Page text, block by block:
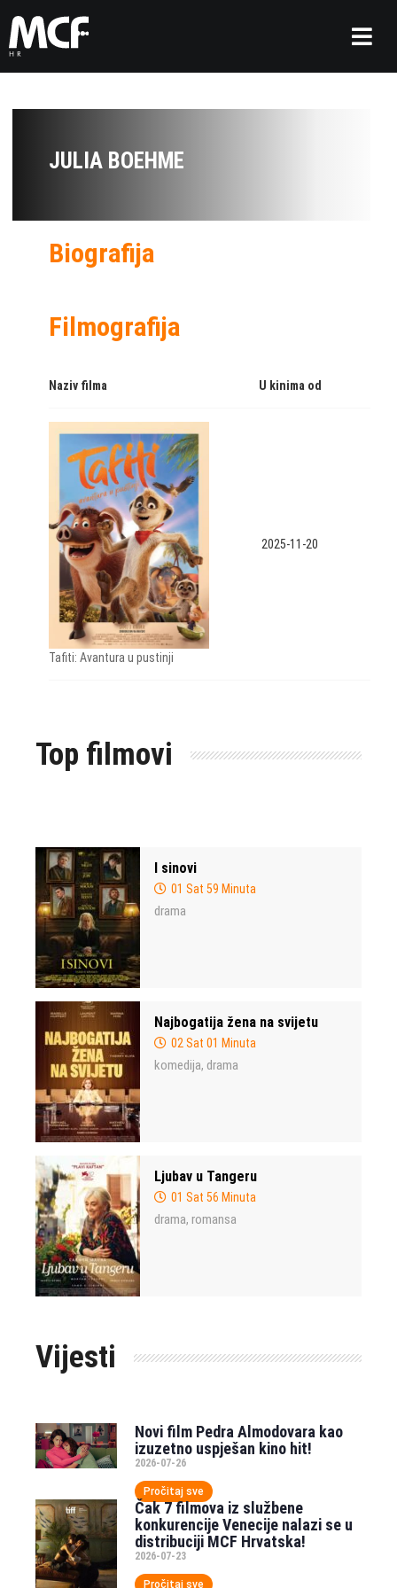
JULIA BOEHME
Biografija
Filmografija
Naziv filma U kinima od
Tafiti: Avantura u pustinji
2025-11-20
Top filmovi
I sinovi
01 Sat 59 Minuta
drama
Najbogatija žena na svijetu
02 Sat 01 Minuta
komedija, drama
Ljubav u Tangeru
01 Sat 56 Minuta
drama, romansa
Vijesti
Novi film Pedra Almodovara kao
izuzetno uspješan kino hit!
2026-07-26
Pročitaj sve
Čak 7 filmova iz službene
konkurencije Venecije nalazi se u
distribuciji MCF Hrvatska!
2026-07-23
Pročitaj sve